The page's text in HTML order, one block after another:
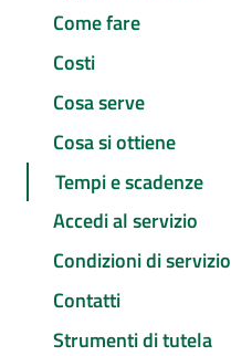
Come fare
Costi
Cosa serve
Cosa si ottiene
Tempi e scadenze
Accedi al servizio
Condizioni di servizio
Contatti
Strumenti di tutela